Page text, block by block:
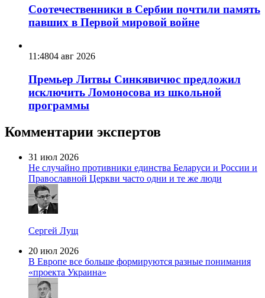
Соотечественники в Сербии почтили память
павших в Первой мировой войне
11:4804 авг 2026
Премьер Литвы Синкявичюс предложил
исключить Ломоносова из школьной
программы
Комментарии экспертов
31 июл 2026
Не случайно противники единства Беларуси и России и
Православной Церкви часто одни и те же люди
Сергей Лущ
20 июл 2026
В Европе все больше формируются разные понимания
«проекта Украина»